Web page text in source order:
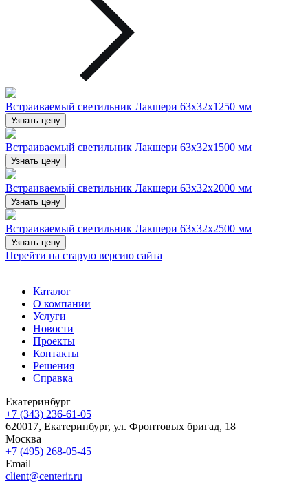
Встраиваемый светильник Лакшери 63х32х1250 мм
Узнать цену
Встраиваемый светильник Лакшери 63х32х1500 мм
Узнать цену
Встраиваемый светильник Лакшери 63х32х2000 мм
Узнать цену
Встраиваемый светильник Лакшери 63х32х2500 мм
Узнать цену
Перейти на старую версию сайта
Каталог
О компании
Услуги
Новости
Проекты
Контакты
Решения
Справка
Екатеринбург
+7 (343) 236-61-05
620017, Екатеринбург, ул. Фронтовых бригад, 18
Москва
+7 (495) 268-05-45
Email
client@centerir.ru